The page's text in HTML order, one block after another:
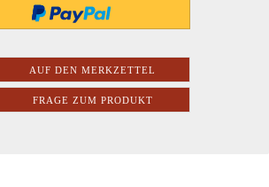
AUF DEN MERKZETTEL
FRAGE ZUM PRODUKT